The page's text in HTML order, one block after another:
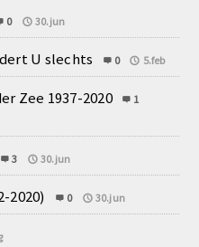
0 30.jun
U slechts 0 5.feb
Zee 1937-2020
1
3 30.jun
2020) 0 30.jun